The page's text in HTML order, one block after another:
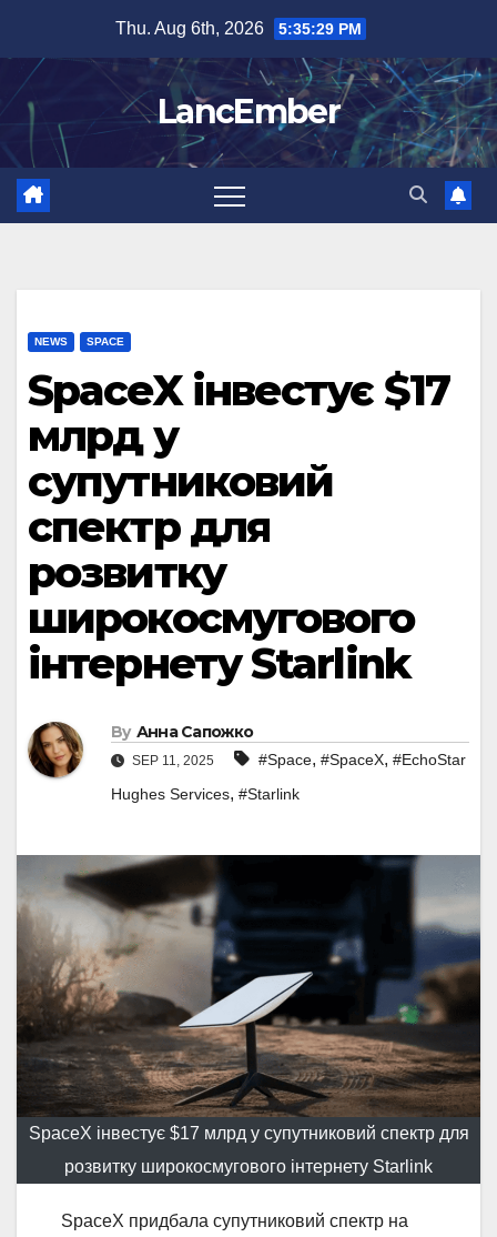
content
Thu. Aug 6th, 2026 5:35:30 PM
LancEmber
NEWS SPACE
SpaceX інвестує $17
млрд у
супутниковий
спектр для
розвитку
широкосмугового
інтернету Starlink
By Анна Сапожко
SEP 11, 2025 #Space, #SpaceX, #EchoStar
Hughes Services, #Starlink
SpaceX інвестує $17 млрд у супутниковий спектр для
розвитку широкосмугового інтернету Starlink
SpaceX придбала супутниковий спектр на